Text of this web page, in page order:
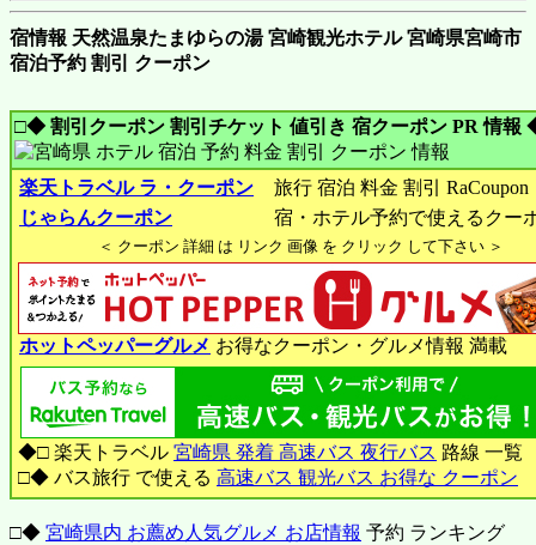
宿情報 天然温泉たまゆらの湯 宮崎観光ホテル 宮崎県宮崎市
宿泊予約 割引 クーポン
□◆ 割引クーポン 割引チケット 値引き 宿クーポン PR 情報
楽天トラベル ラ・クーポン
旅行 宿泊 料金 割引 RaCoupon
じゃらんクーポン
宿・ホテル予約で使えるクー
＜ クーポン 詳細 は リンク 画像 を クリック して下さい ＞
ホットペッパーグルメ お得なクーポン・グルメ情報 満載
◆□ 楽天トラベル 宮崎県 発着 高速バス 夜行バス 路線 一覧
□◆ バス旅行 で使える 高速バス 観光バス お得な クーポン
□◆ 宮崎県内 お薦め人気グルメ お店情報 予約 ランキング